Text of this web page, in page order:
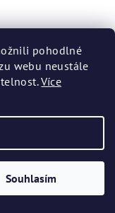
pohodlné
webu neustále
Více
Souhlasím